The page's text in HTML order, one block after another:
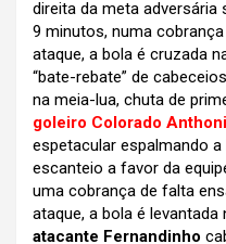
direita da meta adversária
9 minutos, numa
ataque, a bola é cruzada
“bate-rebate” de
na meia-lua, chuta de
goleiro Colorado Anthoni
espetacular espalmando
escanteio a favor da
uma cobrança de falta
ataque, a bola é levantada
atacante Fernandinho